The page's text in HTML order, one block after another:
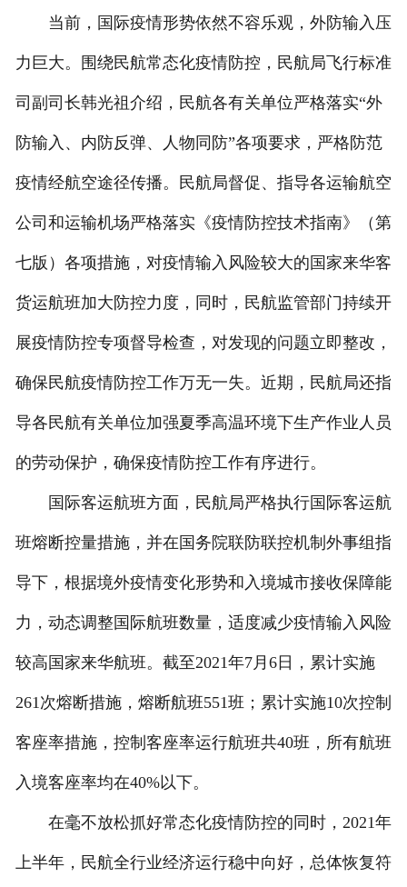
当前，国际疫情形势依然不容乐观，外防输入压
力巨大。围绕民航常态化疫情防控，民航局飞行标准
司副司长韩光祖介绍，民航各有关单位严格落实“外
防输入、内防反弹、人物同防”各项要求，严格防范
疫情经航空途径传播。民航局督促、指导各运输航空
公司和运输机场严格落实《疫情防控技术指南》（第
七版）各项措施，对疫情输入风险较大的国家来华客
货运航班加大防控力度，同时，民航监管部门持续开
展疫情防控专项督导检查，对发现的问题立即整改，
确保民航疫情防控工作万无一失。近期，民航局还指
导各民航有关单位加强夏季高温环境下生产作业人员
的劳动保护，确保疫情防控工作有序进行。
国际客运航班方面，民航局严格执行国际客运航
班熔断控量措施，并在国务院联防联控机制外事组指
导下，根据境外疫情变化形势和入境城市接收保障能
力，动态调整国际航班数量，适度减少疫情输入风险
较高国家来华航班。截至2021年7月6日，累计实施
261次熔断措施，熔断航班551班；累计实施10次控制
客座率措施，控制客座率运行航班共40班，所有航班
入境客座率均在40%以下。
在毫不放松抓好常态化疫情防控的同时，2021年
上半年，民航全行业经济运行稳中向好，总体恢复符